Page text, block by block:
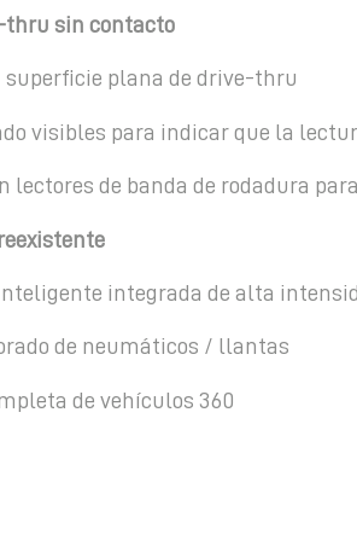
thru sin contacto
superficie plana de drive-thru
visibles para indicar que la
lectores de banda de rodadura
integrada de alta
de neumáticos / llantas
de vehículos 360